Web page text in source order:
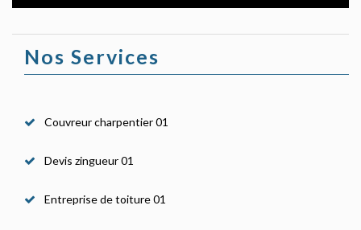
Nos Services
Couvreur charpentier 01
Devis zingueur 01
Entreprise de toiture 01